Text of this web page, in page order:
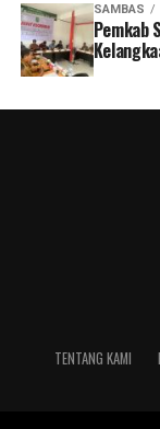
SAMBAS
Pemkab
TENTANG KAMI